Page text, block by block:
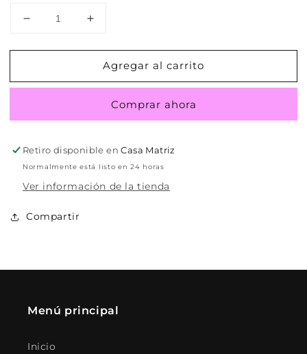
Reducir
para
Aumentar
para
Suavel
Agregar al carrito
Comprar ahora
Retiro disponible enCasa Matriz
Normalmente está listo en 24 horas
Ver información de la tienda
Compartir
Menú principal
Inicio